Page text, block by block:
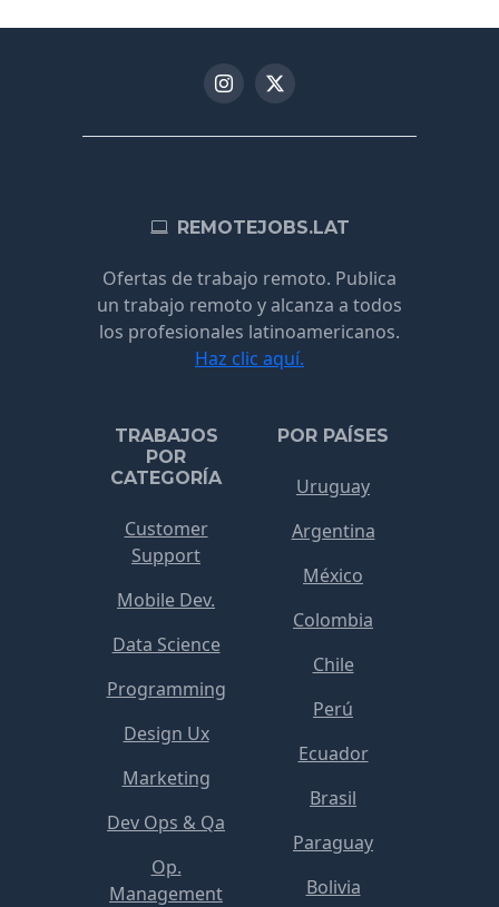
REMOTEJOBS.LAT
Ofertas de trabajo remoto. Publica
un trabajo remoto y alcanza a todos
los profesionales latinoamericanos.
Haz clic aquí.
TRABAJOS
POR
CATEGORÍA
Customer
Support
Mobile Dev.
Data Science
Programming
Design Ux
Marketing
Dev Ops & Qa
Op.
Management
POR PAÍSES
Uruguay
Argentina
México
Colombia
Chile
Perú
Ecuador
Brasil
Paraguay
Bolivia